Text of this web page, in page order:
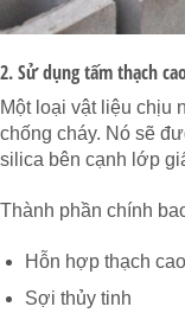
2. Sử dụng tấm thạch
Một loại vật liệu chịu
chống cháy. Nó sẽ
silica bên cạnh lớp
Thành phần chính
Hỗn hợp thạch cao
Sợi thủy tinh